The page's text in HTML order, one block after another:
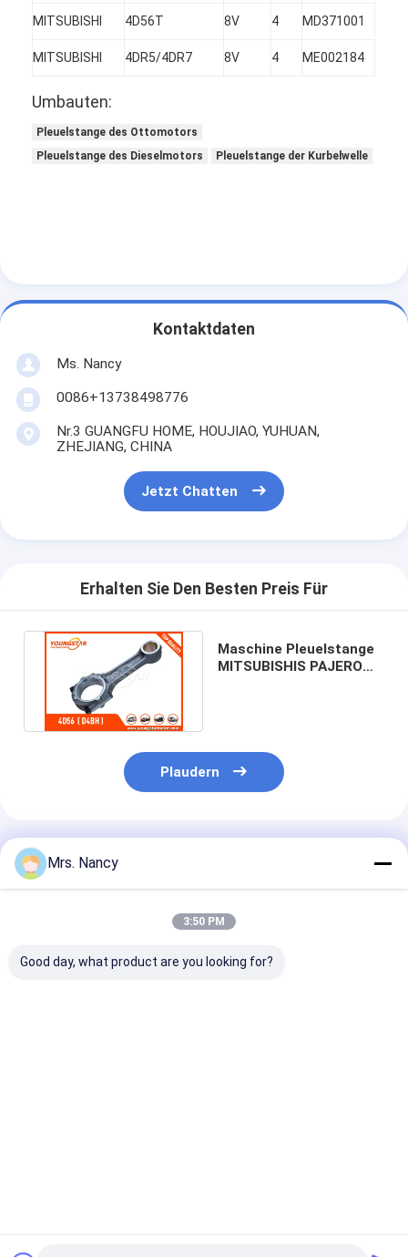
Über uns
Qualitätskontrolle
SCHLIESSEN SIE ZYLINDERKOPF AB
Motorzylinder-Zylinderkopf
Maschinen-Nockenwelle
Maschine Pleuelstange
KURBELWELLEN-FLASCHENZUG
Zylinderkopfdichtung
Auto Turbolader
Auto-Lenkpumpe
Motorventil-Klopf
MITSUBISHI
4D56T 8V 4 MD371001
MITSUBISHI 4DR5/4DR7 8V 4 ME002184
Umbauten:
Pleuelstange des Ottomotors
Pleuelstange des Dieselmotors
Pleuelstange der Kurbelwelle
Kontaktdaten
Ms. Nancy
0086+13738498776
Nr.3 GUANGFU HOME, HOUJIAO, YUHUAN,
ZHEJIANG, CHINA
Jetzt Chatten
Erhalten Sie Den Besten Preis Für
Maschine Pleuelstange
MITSUBISHIS PAJERO
Plaudern
Empfohlene Produkte
Mrs. Nancy
3:50 PM
Good day, what product are you looking for?